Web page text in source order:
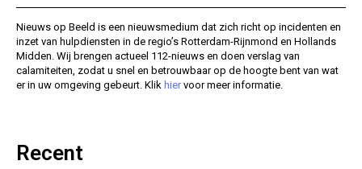
Nieuws op Beeld is een nieuwsmedium dat zich richt op incidenten en
inzet van hulpdiensten in de regio’s Rotterdam-Rijnmond en Hollands
Midden. Wij brengen actueel 112-nieuws en doen verslag van
calamiteiten, zodat u snel en betrouwbaar op de hoogte bent van wat
er in uw omgeving gebeurt. Klik hiervoor meer informatie.
Recent